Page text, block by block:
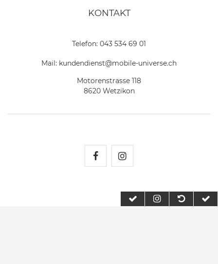
KONTAKT
Telefon: 043 534 69 01
Mail: kundendienst@mobile-universe.ch
Motorenstrasse 118
8620 Wetzikon